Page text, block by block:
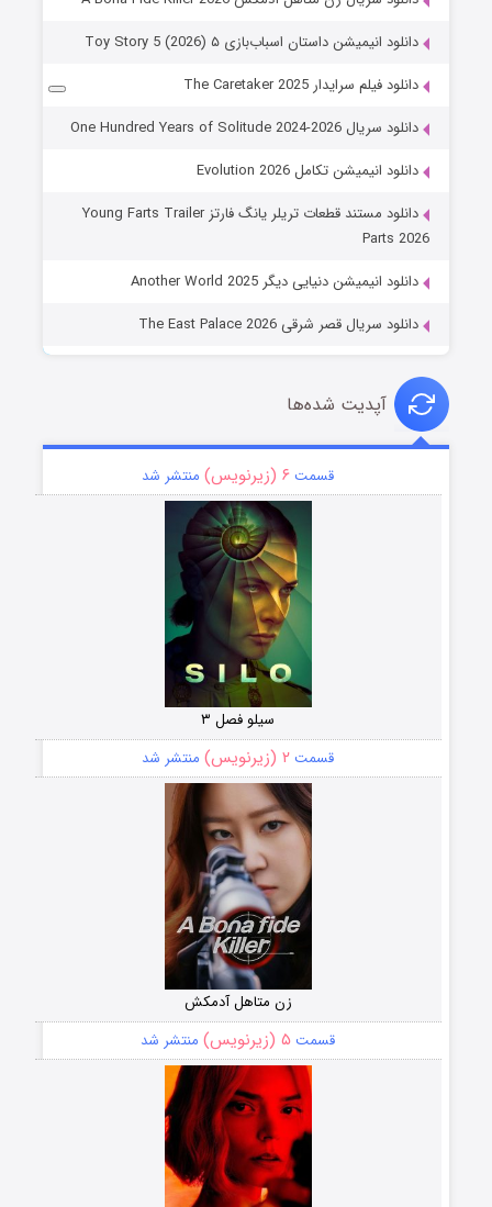
دانلود انیمیشن داستان اسباب‌بازی ۵ Toy Story 5 (2026)
دانلود فیلم سرایدار The Caretaker 2025
دانلود سریال One Hundred Years of Solitude 2024-2026
دانلود انیمیشن تکامل Evolution 2026
دانلود مستند قطعات تریلر یانگ فارتز Young Farts Trailer
Parts 2026
دانلود انیمیشن دنیایی دیگر Another World 2025
دانلود سریال قصر شرقی The East Palace 2026
آپدیت شده‌ها
قسمت ۶ (زیرنویس) منتشر شد
سیلو فصل ۳
قسمت ۲ (زیرنویس) منتشر شد
زن متاهل آدمکش
قسمت ۵ (زیرنویس) منتشر شد